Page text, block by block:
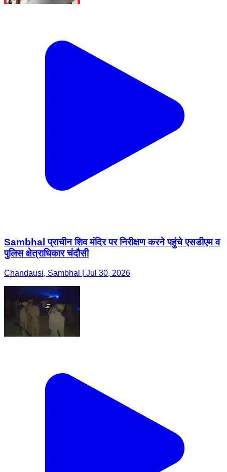
Sambhal प्राचीन शिव मंदिर पर निरीक्षण करने पहुंचे एसडीएम व
पुलिस क्षेत्राधिकार चंदौसी
Chandausi, Sambhal | Jul 30, 2026